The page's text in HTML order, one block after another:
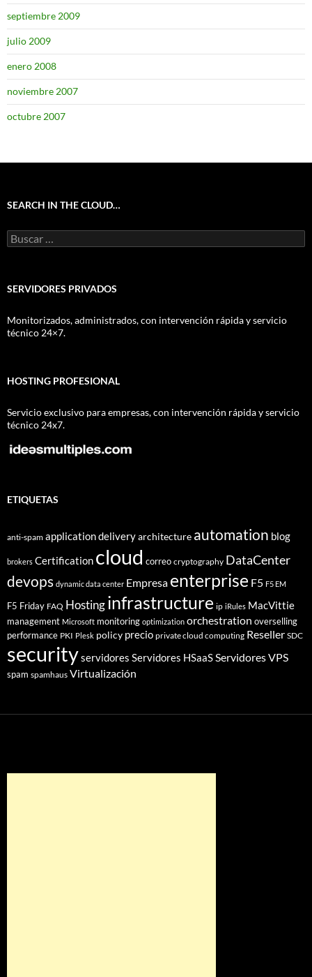
septiembre 2009
julio 2009
enero 2008
noviembre 2007
octubre 2007
SEARCH IN THE CLOUD…
Buscar:
SERVIDORES PRIVADOS
Monitorizados, administrados, con intervención rápida y servicio
técnico 24×7.
HOSTING PROFESIONAL
Servicio exclusivo para empresas, con intervención rápida y servicio
técnico 24x7.
ETIQUETAS
anti-spam application deliveryarchitecture automation blog
brokers Certification cloud correo cryptography DataCenter
devops dynamic data center Empresa enterprise F5 F5 EM
F5 Friday FAQ Hostinginfrastructure ip iRules MacVittie
management Microsoft monitoring optimization orchestration overselling
performance PKI Plesk policy precio private cloud computing Reseller SDC
securityservidores Servidores HSaaSServidores VPS
spam spamhaus Virtualización